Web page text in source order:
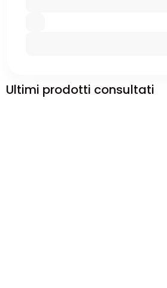
Ultimi prodotti consultati